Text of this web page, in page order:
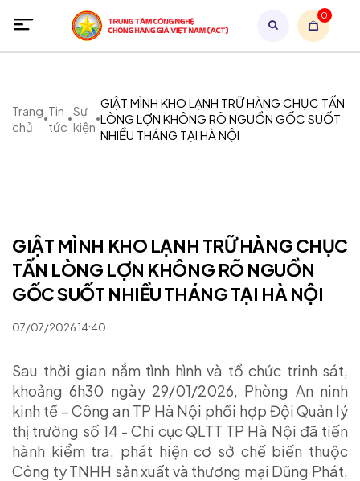
0
Trang
chủ
Tin
tức
Sự
kiện
GIẬT MÌNH KHO LẠNH TRỮ HÀNG CHỤC TẤN
LÒNG LỢN KHÔNG RÕ NGUỒN GỐC SUỐT
NHIỀU THÁNG TẠI HÀ NỘI
GIẬT MÌNH KHO LẠNH TRỮ HÀNG CHỤC
TẤN LÒNG LỢN KHÔNG RÕ NGUỒN
GỐC SUỐT NHIỀU THÁNG TẠI HÀ NỘI
07/07/2026 14:40
Sau thời gian nắm tình hình và tổ chức trinh sát,
khoảng 6h30 ngày 29/01/2026, Phòng An ninh
kinh tế – Công an TP Hà Nội phối hợp Đội Quản lý
thị trường số 14 - Chi cục QLTT TP Hà Nội đã tiến
hành kiểm tra, phát hiện cơ sở chế biến thuộc
Công ty TNHH sản xuất và thương mại Dũng Phát,